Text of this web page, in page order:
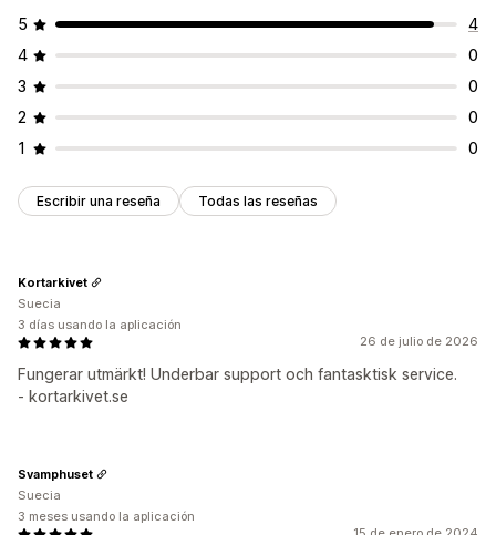
5
4
4
0
3
0
2
0
1
0
Escribir una reseña Todas las reseñas
26 de julio de 2026
Fungerar utmärkt! Underbar support och fantasktisk service.
- kortarkivet.se
Kortarkivet
Suecia
3 días usando la aplicación
Svamphuset
Suecia
3 meses usando la aplicación